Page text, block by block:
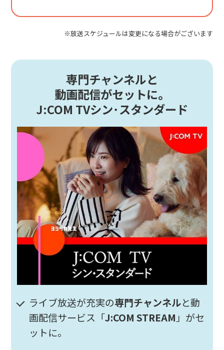
※放送スケジュールは変更になる場合がございます
専門チャンネルと
動画配信がセットに。
J:COM TVシン･スタンダード
ライブ放送が充実の専門チャンネルと動
画配信サービス「J:COM STREAM 」がセ
ットに。